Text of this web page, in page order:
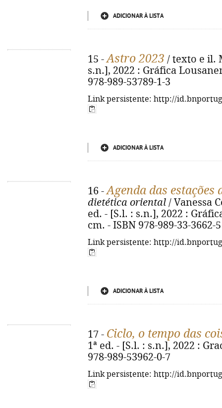
ADICIONAR À LISTA
15 -Astro 2023 / texto e il.
s.n.], 2022 : Gráfica
978-989-53789-1-3
Link persistente: http://
ADICIONAR À LISTA
16 -Agenda das estações
dietética oriental / Vanessa
ed. - [S.l. : s.n.], 2022 :
cm. - ISBN 978-989-33-3662-5
Link persistente: http://
ADICIONAR À LISTA
17 - Ciclo, o tempo das
1ª ed. - [S.l. : s.n.], 2022 :
978-989-53962-0-7
Link persistente: http://